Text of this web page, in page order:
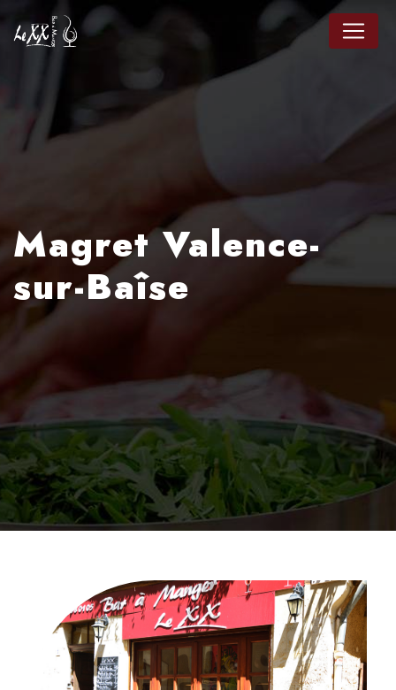
Magret Valence-
sur-Baîse
Panneau de gestion des cookies